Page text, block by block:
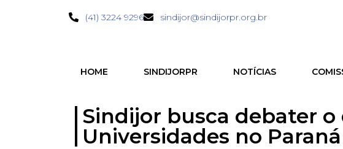
(41) 3224 9296 sindijor@sindijorpr.org.br
HOME SINDIJORPR NOTÍCIAS
Sindijor busca debater o
Universidades no Paraná